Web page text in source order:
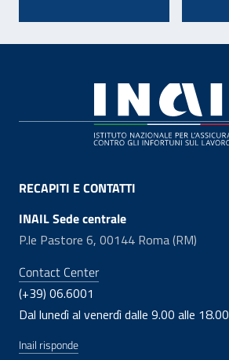
RECAPITI E CONTATTI
INAIL Sede centrale
P.le Pastore 6, 00144 Roma (RM)
Contact Center
(+39) 06.6001
Dal lunedì al venerdì dalle 9.00 alle 18.00
Inail risponde